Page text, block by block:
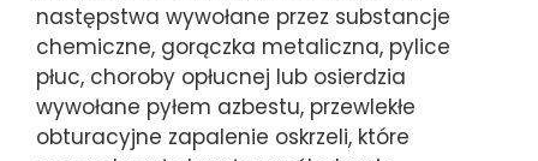
następstwa wywołane przez substancje
chemiczne, gorączka metaliczna, pylice
płuc, choroby opłucnej lub osierdzia
wywołane pyłem azbestu, przewlekłe
obturacyjne zapalenie oskrzeli, które